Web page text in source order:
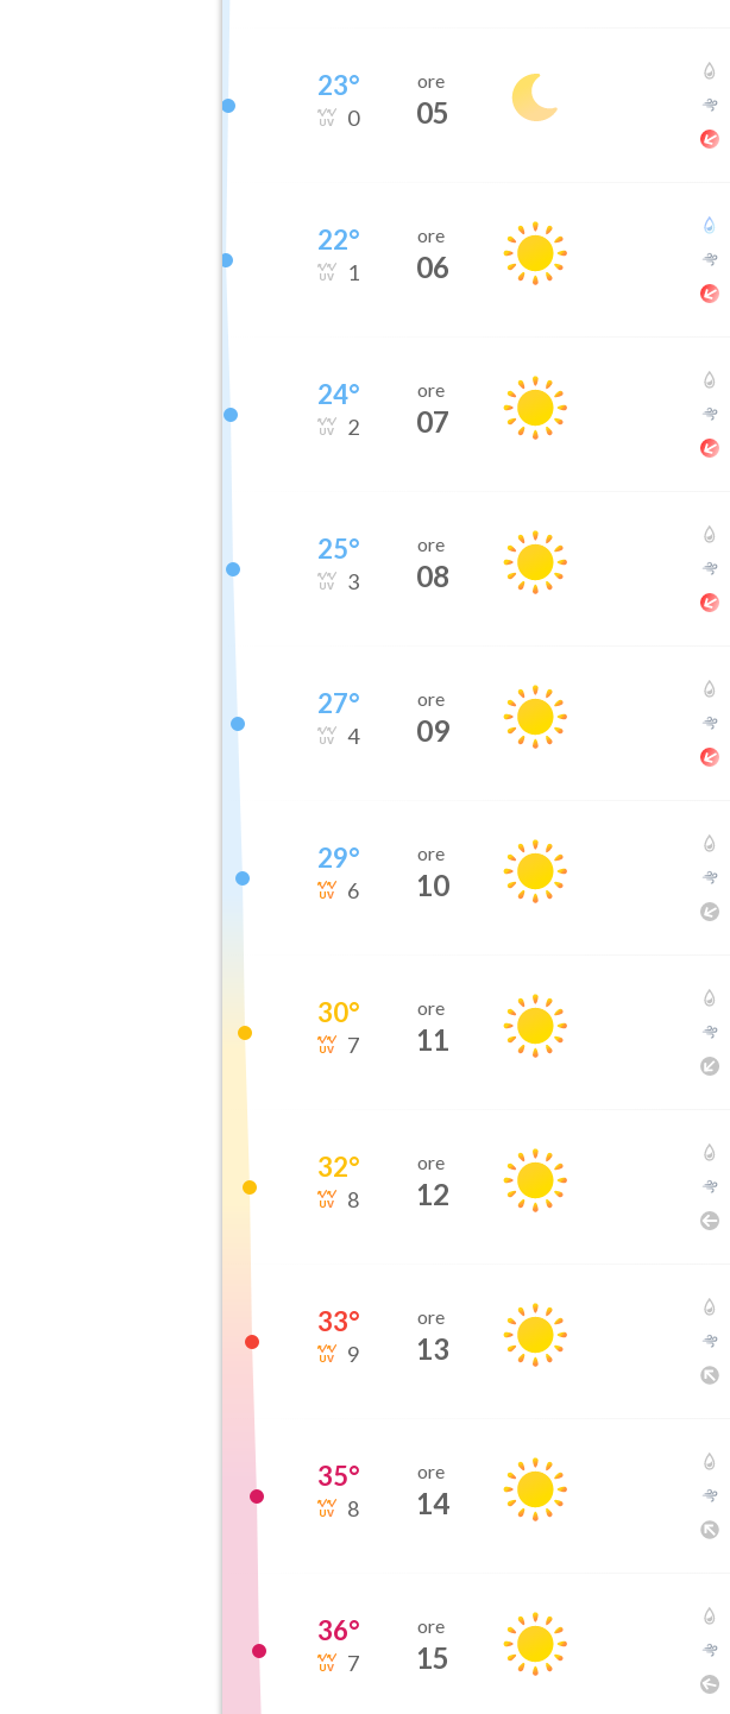
23°
0
ore
05
22°
1
ore
06
24°
2
ore
07
25°
3
ore
08
27°
4
ore
09
29°
6
ore
10
30°
7
ore
11
32°
8
ore
12
33°
9
ore
13
35°
8
ore
14
36°
7
ore
15